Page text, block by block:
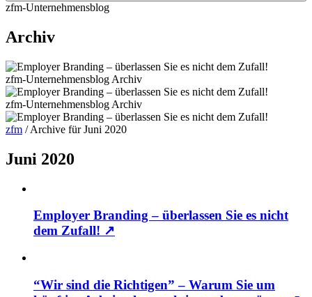
zfm-Unternehmensblog
Archiv
zfm-Unternehmensblog Archiv
zfm-Unternehmensblog Archiv
zfm /Archive für Juni 2020
Juni 2020
Employer Branding – überlassen Sie es nicht
dem Zufall! ↗
“Wir sind die Richtigen” – Warum Sie um